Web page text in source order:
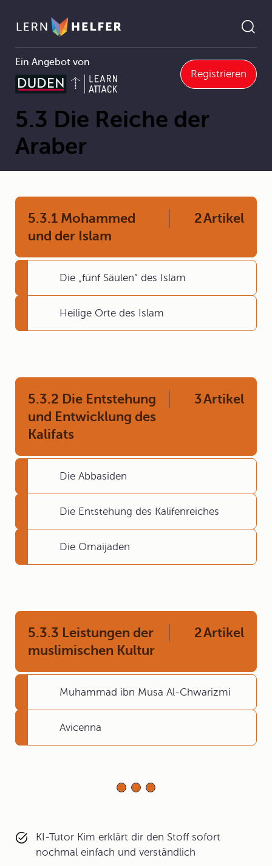
Ein Angebot von
Registrieren
Pfadnavigation
Geschichte 5 Mittelalter 5.3 Die Reiche der Araber
5.3 Die Reiche der
Araber
5.3.1 Mohammed
und der Islam
2Artikel
Die „fünf Säulen“ des Islam
Heilige Orte des Islam
5.3.2 Die Entstehung
und Entwicklung des
Kalifats
3Artikel
Die Abbasiden
Die Entstehung des Kalifenreiches
Die Omaijaden
5.3.3 Leistungen der
muslimischen Kultur
2Artikel
Muhammad ibn Musa Al-Chwarizmi
Avicenna
KI-Tutor Kim erklärt dir den Stoff sofort
nochmal einfach und verständlich